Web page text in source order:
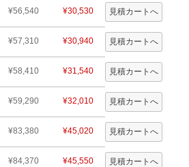
¥56,540 ¥30,530
¥57,310 ¥30,940
¥58,410 ¥31,540
¥59,290 ¥32,010
¥83,380 ¥45,020
¥84,370 ¥45,550